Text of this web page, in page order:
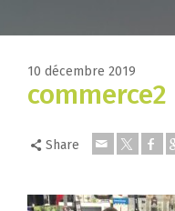
10 décembre 2019
commerce2
Share